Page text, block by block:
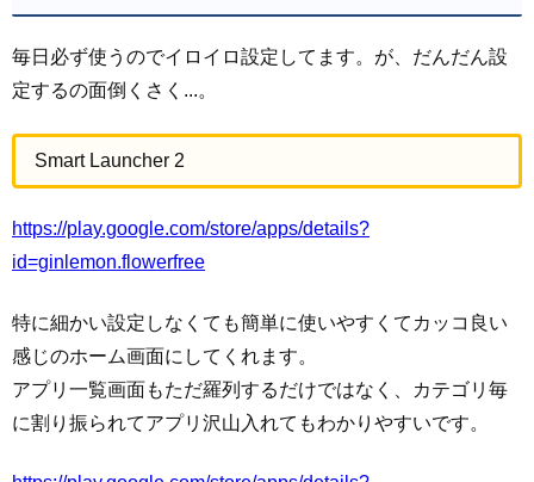
毎日必ず使うのでイロイロ設定してます。が、だんだん設
定するの面倒くさく...。
Smart Launcher 2
https://play.google.com/store/apps/details?
id=ginlemon.flowerfree
特に細かい設定しなくても簡単に使いやすくてカッコ良い
感じのホーム画面にしてくれます。
アプリ一覧画面もただ羅列するだけではなく、カテゴリ毎
に割り振られてアプリ沢山入れてもわかりやすいです。